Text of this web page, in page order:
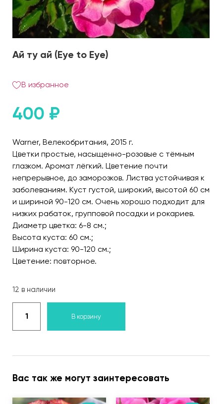
Ай ту ай (Eye to Eye)
В избранное
400 ₽
Warner, Велекобритания, 2015 г.
Цветки простые, насыщенно-розовые с тёмным
глазком. Аромат лёгкий. Цветение почти
непрерывное, до заморозков. Листва устойчивая к
заболеваниям. Куст густой, широкий, высотой 60 см
и шириной 90-120 см. Очень хорошо подходит для
низких рабаток, групповой посадки и рокариев.
Диаметр цветка: 6-8 см.;
Высота куста: 60 см.;
Ширина куста: 90-120 см.;
Цветение: повторное.
12 в наличии
В корзину
Вас так же могут заинтересовать